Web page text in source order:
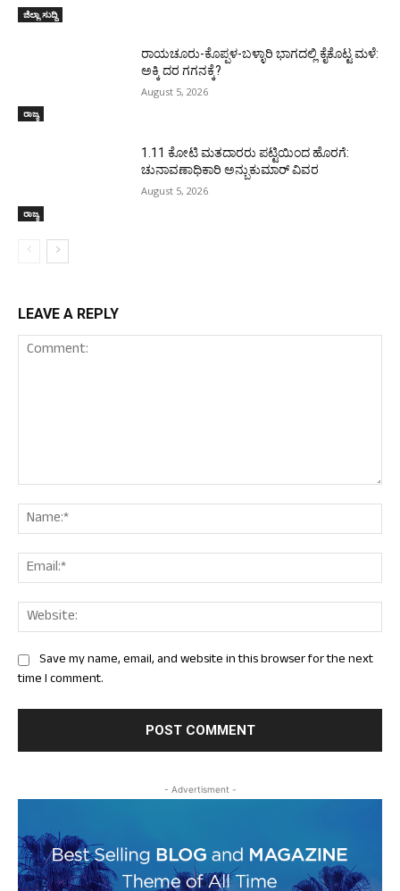
ಜಿಲ್ಲಾ ಸುದ್ದಿ
ರಾಜ್ಯ
ರಾಯಚೂರು-ಕೊಪ್ಪಳ-ಬಳ್ಳಾರಿ ಭಾಗದಲ್ಲಿ ಕೈಕೊಟ್ಟ ಮಳೆ:
ಅಕ್ಕಿ ದರ ಗಗನಕ್ಕೆ?
August 5, 2026
ರಾಜ್ಯ
1.11 ಕೋಟಿ ಮತದಾರರು ಪಟ್ಟಿಯಿಂದ ಹೊರಗೆ:
ಚುನಾವಣಾಧಿಕಾರಿ ಅನ್ಬುಕುಮಾರ್ ವಿವರ
August 5, 2026
LEAVE A REPLY
Save my name, email, and website in this browser for the next
time I comment.
- Advertisment -